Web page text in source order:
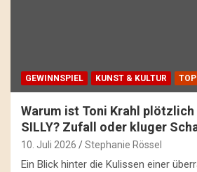
GEWINNSPIEL KUNST & KULTUR
Warum ist Toni Krahl plötzlich
SILLY? Zufall oder kluger
10. Juli 2026 Stephanie Rössel
Ein Blick hinter die Kulissen einer